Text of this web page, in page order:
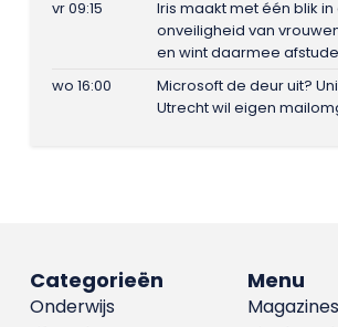
vr 09:15
Iris maakt met één blik
onveiligheid van
en wint daarmee
wo 16:00
Microsoft de deur uit?
Utrecht wil eigen
Menu
Magazines
Categorieën
Onderwijs